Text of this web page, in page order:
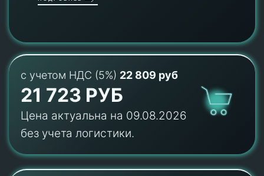
с учетом НДС (5%) 22 809 руб
21 723 РУБ
Цена актуальна на 09.08.2026
без учета логистики.